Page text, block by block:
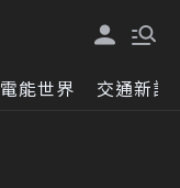
電能世界 交通新訊